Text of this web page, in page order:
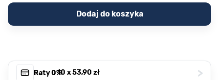
Dodaj do koszyka
Raty 0%, 10 x53,90 zł >